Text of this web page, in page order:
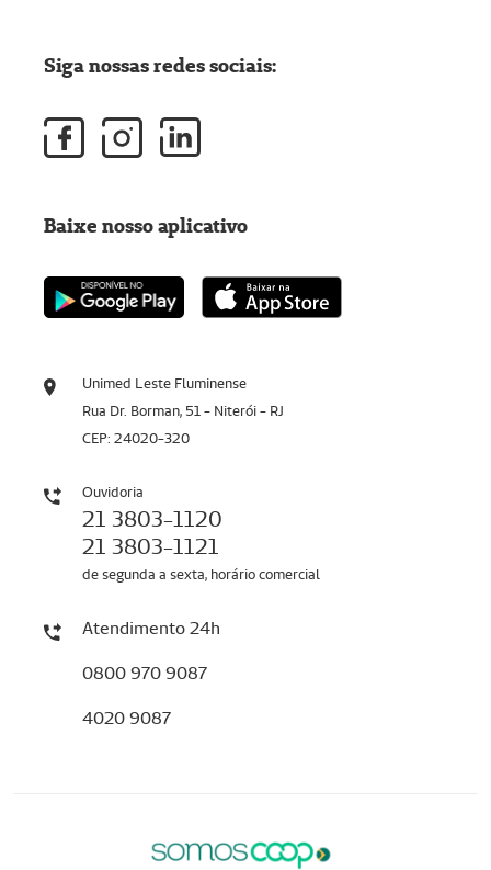
Unimed Leste Fluminense
Rua Dr. Borman, 51 - Niterói - RJ
CEP: 24020-320
Ouvidoria
21 3803-1120
21 3803-1121
de segunda a sexta, horário comercial
Atendimento 24h
0800 970 9087
4020 9087
Siga nossas redes sociais:
Baixe nosso aplicativo